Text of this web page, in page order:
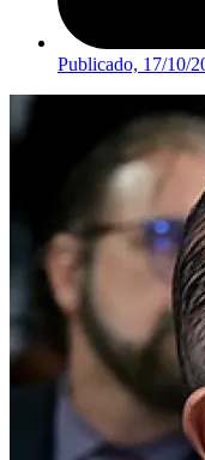
Publicado, 17/10/